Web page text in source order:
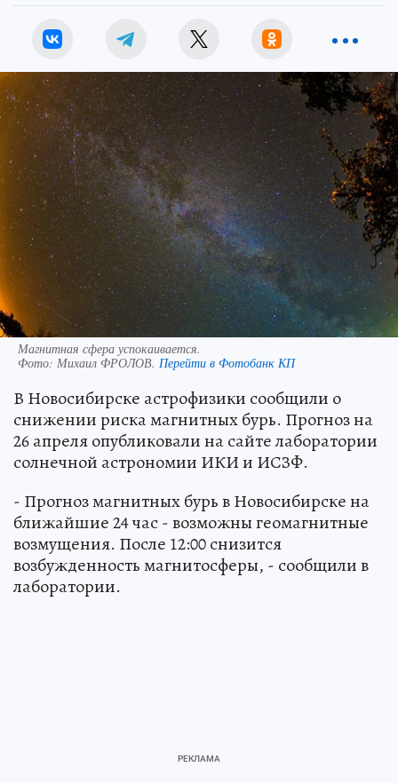
Магнитная сфера успокаивается.
Фото: Михаил ФРОЛОВ. Перейти в Фотобанк КП
В Новосибирске астрофизики сообщили о
снижении риска магнитных бурь. Прогноз на
26 апреля опубликовали на сайте лаборатории
солнечной астрономии ИКИ и ИСЗФ.
- Прогноз магнитных бурь в Новосибирске на
ближайшие 24 час - возможны геомагнитные
возмущения. После 12:00 cнизится
возбужденность магнитосферы, - сообщили в
лаборатории.